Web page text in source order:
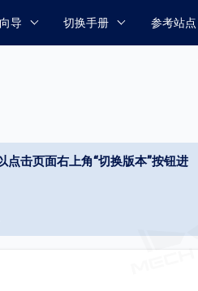
导 切换手册 参考站点
击页面右上角“切换版本”按钮进